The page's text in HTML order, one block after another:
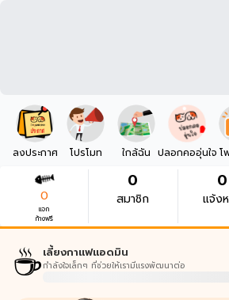
ลงประกาศ โปรโมท ใกล้ฉัน ปลอกคออุ่นใจ โ
0
แจก
ก้างฟรี
0
สมาชิก
0
แจ้ง
☕เลี้ยงกาแฟแอดมิน
กำลังใจเล็กๆ ที่ช่วยให้เรามีแรงพัฒนาต่อ